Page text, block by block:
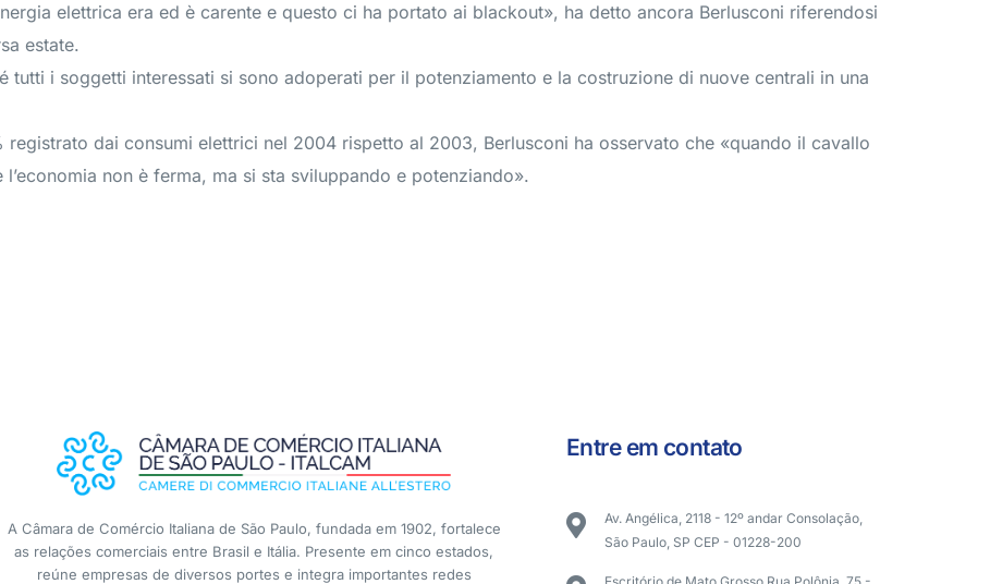
elettrica era ed è carente e questo ci ha portato ai blackout», ha detto ancora Berlusconi riferendosi
estate.
tutti i soggetti interessati si sono adoperati per il potenziamento e la costruzione di nuove centrali in una
registrato dai consumi elettrici nel 2004 rispetto al 2003, Berlusconi ha osservato che «quando il cavallo
non è ferma, ma si sta sviluppando e potenziando».
A Câmara de Comércio Italiana de São Paulo, fundada em 1902, fortalece
as relações comerciais entre Brasil e Itália. Presente em cinco estados,
reúne empresas de diversos portes e integra importantes redes
Entre em contato
Av. Angélica, 2118 - 12º andar Consolação,
São Paulo, SP CEP - 01228-200